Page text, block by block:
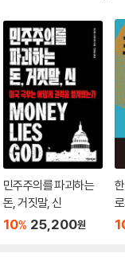
민주주의를 파괴하는
돈, 거짓말, 신
10% 25,200원